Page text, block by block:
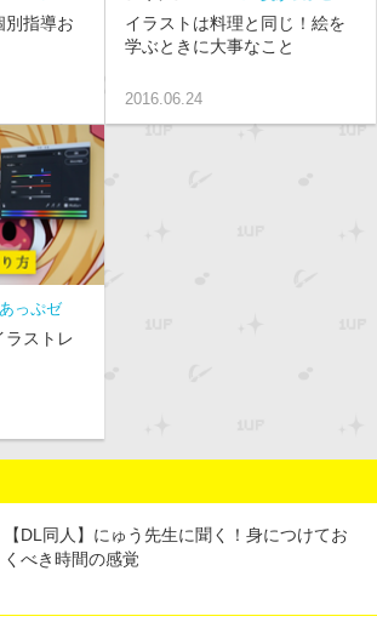
別指導お
ミ
コラム
イラストは料理と同じ！絵を
学ぶときに大事なこと
2016.06.24
っぷゼ
ラストレ
【DL同人】にゅう先生に聞く！身につけてお
くべき時間の感覚